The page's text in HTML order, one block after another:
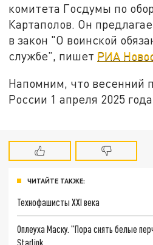
комитета Госдумы по
Картаполов. Он
в закон "О воинской
службе", пишет РИА
Напомним, что весенний
России 1 апреля 2025
ЧИТАЙТЕ ТАКЖЕ:
Технофашисты XXI века
Оплеуха Маску. "Пора снять белые
Starlink